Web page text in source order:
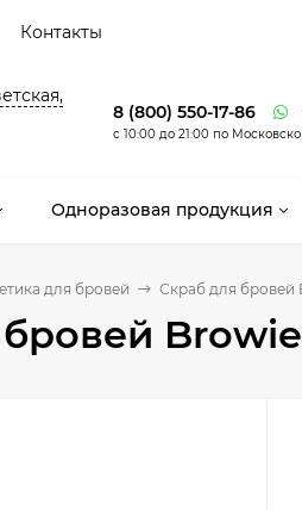
Контакты
8 (800) 550-17-86
с 10:00 до 21:00 по
Одноразовая продукция
для бровей Скраб для бровей